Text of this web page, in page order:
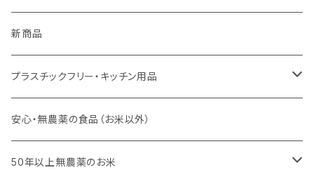
新商品
プラスチックフリー・キッチン用品
キッチンスポンジ・キッチンブラシ
びわこ・和太布（日本独自の方法で織られた木綿の布巾）
安心・無農薬の食品（お米以外）
50年以上無農薬のお米